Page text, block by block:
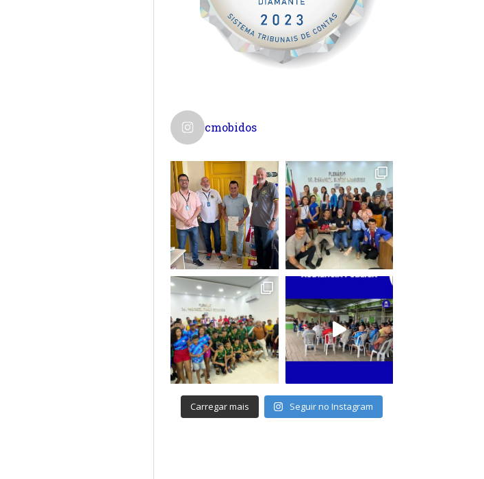
cmobidos
Carregar mais Seguir no Instagram